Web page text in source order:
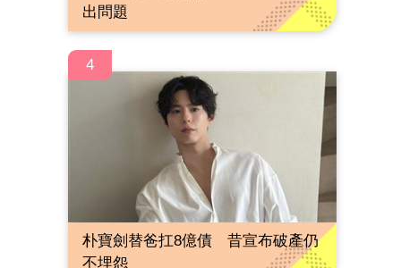
出問題
4
朴寶劍替爸扛8億債 昔宣布破產仍
不埋怨